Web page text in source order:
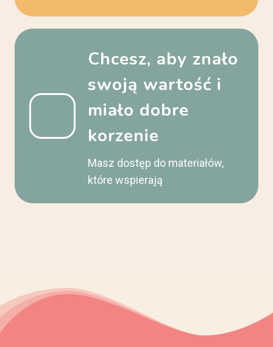
Chcesz, aby znało
swoją wartość i
miało dobre
korzenie
Masz dostęp do materiałów,
które wspierają